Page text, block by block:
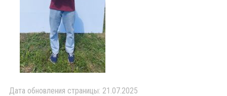
Дата обновления страницы: 21.07.2025